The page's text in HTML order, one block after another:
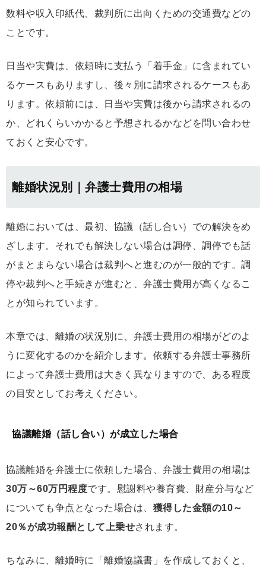
数料や収入印紙代、裁判所に出向くための交通費などの
ことです。
日当や実費は、依頼時に支払う「着手金」に含まれてい
るケースもありますし、後々別に請求されるケースもあ
ります。依頼前には、日当や実費は後から請求されるの
か、どれくらいかかると予想されるかなどを問い合わせ
ておくと安心です。
離婚状況別｜弁護士費用の相場
離婚においては、最初、協議（話し合い）での解決をめ
ざします。それでも解決しない場合は調停、調停でも話
がまとまらない場合は裁判へと進むのが一般的です。調
停や裁判へと手続きが進むと、弁護士費用が高くなるこ
とが知られています。
本章では、離婚の状況別に、弁護士費用の相場がどのよ
うに変化するのかを紹介します。依頼する弁護士事務所
によって弁護士費用は大きく異なりますので、ある程度
の目安としてお考えください。
協議離婚（話し合い）が成立した場合
協議離婚を弁護士に依頼した場合、弁護士費用の相場は
30万～60万円程度です。慰謝料や養育費、財産分与など
についても争点となった場合は、 獲得した金額の10～
20％が成功報酬として上乗せされます。
ちなみに、離婚時に「離婚協議書」を作成しておくと、